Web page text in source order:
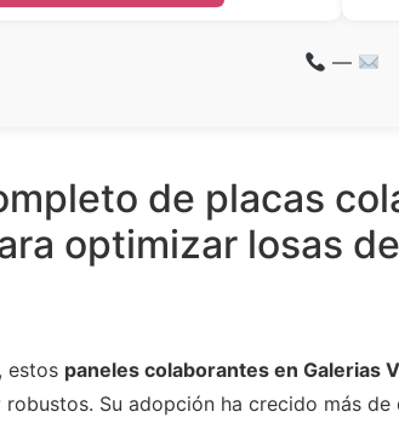
—
de placas
optimizar losas
estos paneles colaborantes en Galerias
Su adopción ha crecido más